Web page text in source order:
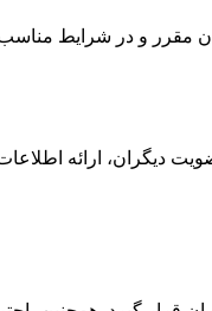
مقرر و در شرایط
دیگران، ارائه